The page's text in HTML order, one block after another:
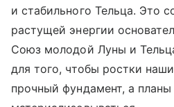
и стабильного Тельца. Это
растущей энергии
Союз молодой Луны и
для того, чтобы ростки
прочный фундамент, а планы